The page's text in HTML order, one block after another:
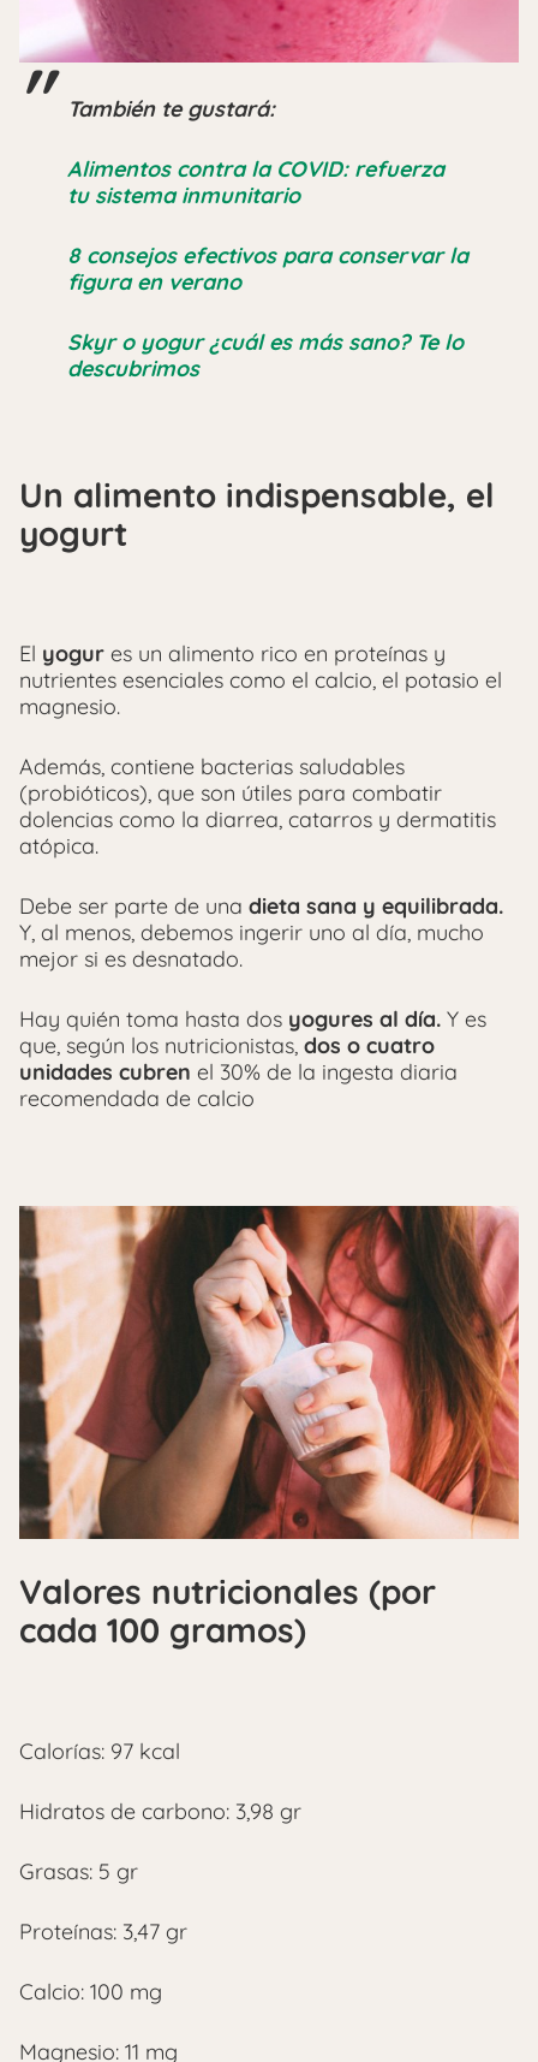
También te gustará:
Alimentos contra la COVID: refuerza
tu sistema inmunitario
8 consejos efectivos para conservar la
figura en verano
Skyr o yogur ¿cuál es más sano? Te lo
descubrimos
Un alimento indispensable, el
yogurt
El yogur es un alimento rico en proteínas y
nutrientes esenciales como el calcio, el potasio el
magnesio.
Además, contiene bacterias saludables
(probióticos), que son útiles para combatir
dolencias como la diarrea, catarros y dermatitis
atópica.
Debe ser parte de una dieta sana y equilibrada.
Y, al menos, debemos ingerir uno al día, mucho
mejor si es desnatado.
Hay quién toma hasta dos yogures al día. Y es
que, según los nutricionistas, dos o cuatro
unidades cubren el 30% de la ingesta diaria
recomendada de calcio
Valores nutricionales (por
cada 100 gramos)
Calorías: 97 kcal
Hidratos de carbono: 3,98 gr
Grasas: 5 gr
Proteínas: 3,47 gr
Calcio: 100 mg
Magnesio: 11 mg